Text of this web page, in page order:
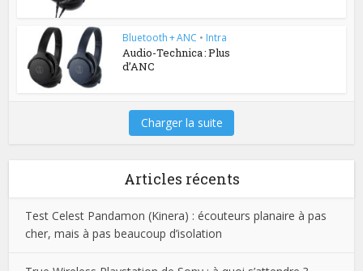
Bluetooth + ANC • Intra
Audio-Technica : Plus
d’ANC
Charger la suite
Articles récents
Test Celest Pandamon (Kinera) : écouteurs planaire à pas
cher, mais à pas beaucoup d’isolation